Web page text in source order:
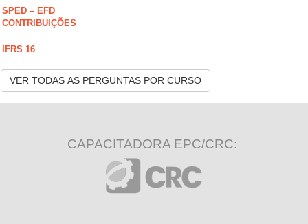
SPED – EFD
CONTRIBUIÇÕES
IFRS 16
VER TODAS AS PERGUNTAS POR CURSO
CAPACITADORA EPC/CRC: